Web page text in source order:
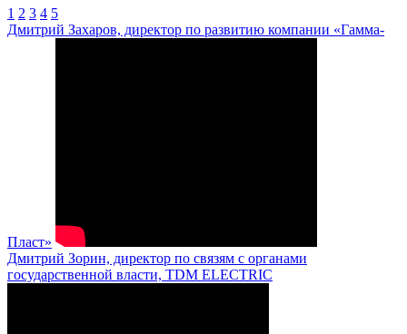
1 2 3 4 5
Дмитрий Захаров, директор по развитию компании «Гамма-
Пласт»
Дмитрий Зорин, директор по связям с органами
государственной власти, TDM ELECTRIC